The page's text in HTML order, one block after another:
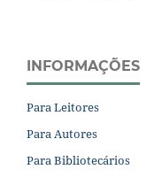
INFORMAÇÕES
Para Leitores
Para Autores
Para Bibliotecários